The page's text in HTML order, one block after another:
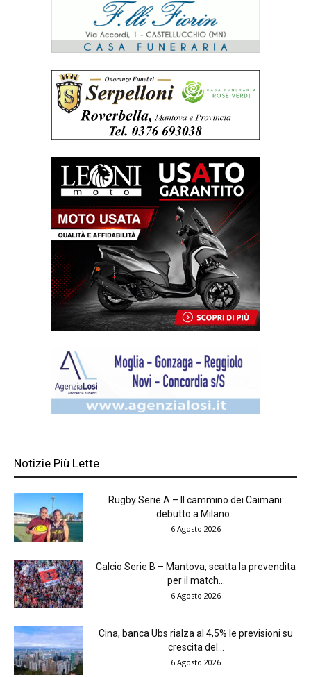
Notizie Più Lette
Rugby Serie A – Il cammino dei Caimani:
debutto a Milano...
6 Agosto 2026
Calcio Serie B – Mantova, scatta la prevendita
per il match...
6 Agosto 2026
Cina, banca Ubs rialza al 4,5% le previsioni su
crescita del...
6 Agosto 2026